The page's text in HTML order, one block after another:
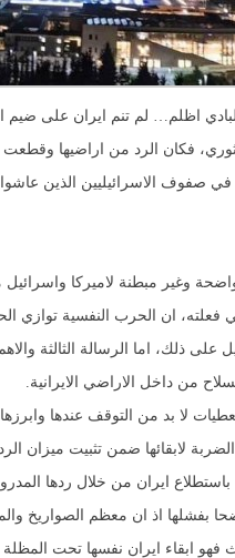
اظلم… لم تنم ايران على
فكان الرد من اراضيها
صفوف الاسرائيليين الذين عاشوا
وغير مبطنة لاميركا واسرائيل
فعلته، ان الحرب النفسية توازي
ذلك، اما الرسالة الثالثة
من داخل الاراضي الايرانية.
لا بد من التوقف عندها
لابقائها ضمن تثبيت ميزان
باستطلاع ايران من خلال ردها
بفشلها اذ ان معظم الصواريخ
فهو ابقاء ايران نفسها تحت